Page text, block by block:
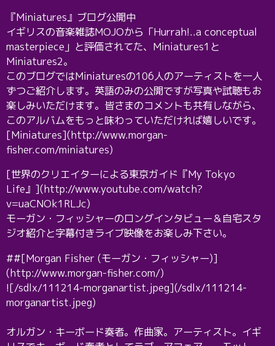
『Miniatures』ブログ公開中
イギリスの音楽雑誌MOJOから「Hurrah!..a conceptual
masterpiece」と評価されてた、Miniatures1と
Miniatures2。
このブログではMiniaturesの106人のアーティストを一人
ずつご紹介します。英語のみの公開ですが写真や試聴もお
楽しみいただけます。皆さまのコメントも共有しながら、
このアルバムをもっと味わっていただければ嬉しいです。
[Miniatures](http://www.morgan-
fisher.com/miniatures)
[世界のクリエイターによる東京ガイド『My Tokyo
Life』](http://www.youtube.com/watch?
v=uaCNOk1RLJc)
モーガン・フィッシャーのロングインタビュー＆自宅スタ
ジオ紹介と字幕付きライブ映像をお楽しみ下さい。
##[Morgan Fisher (モーガン・フィッシャー)]
(http://www.morgan-fisher.com/)
![/sdlx/111214-morganartist.jpeg](/sdlx/111214-
morganartist.jpeg)
オルガン・キーボード奏者。作曲家。アーティスト。イギ